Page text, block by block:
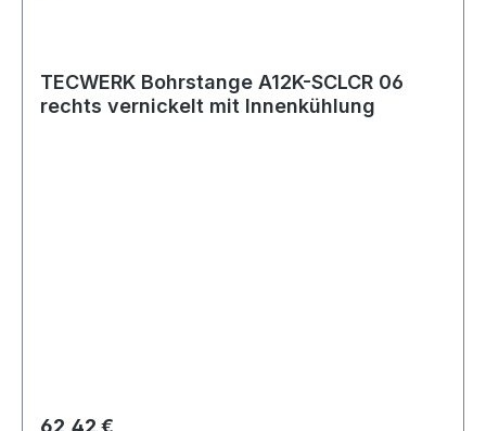
TECWERK Bohrstange A12K-SCLCR 06
rechts vernickelt mit Innenkühlung
Regulärer Preis: